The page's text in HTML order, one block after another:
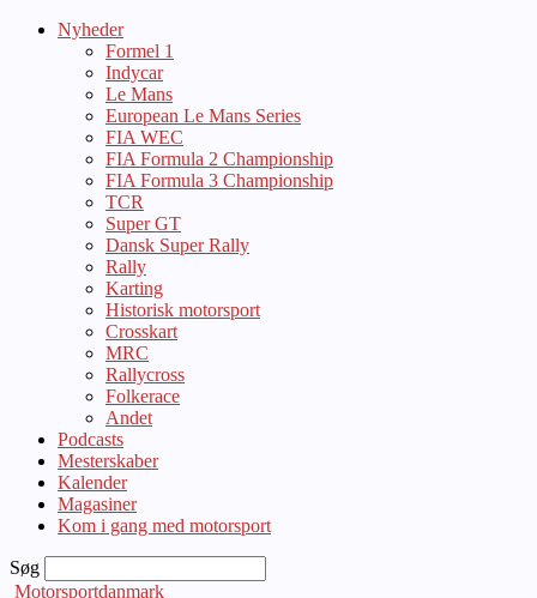
Nyheder
Formel 1
Indycar
Le Mans
European Le Mans Series
FIA WEC
FIA Formula 2 Championship
FIA Formula 3 Championship
TCR
Super GT
Dansk Super Rally
Rally
Karting
Historisk motorsport
Crosskart
MRC
Rallycross
Folkerace
Andet
Podcasts
Mesterskaber
Kalender
Magasiner
Kom i gang med motorsport
Søg
Motorsportdanmark